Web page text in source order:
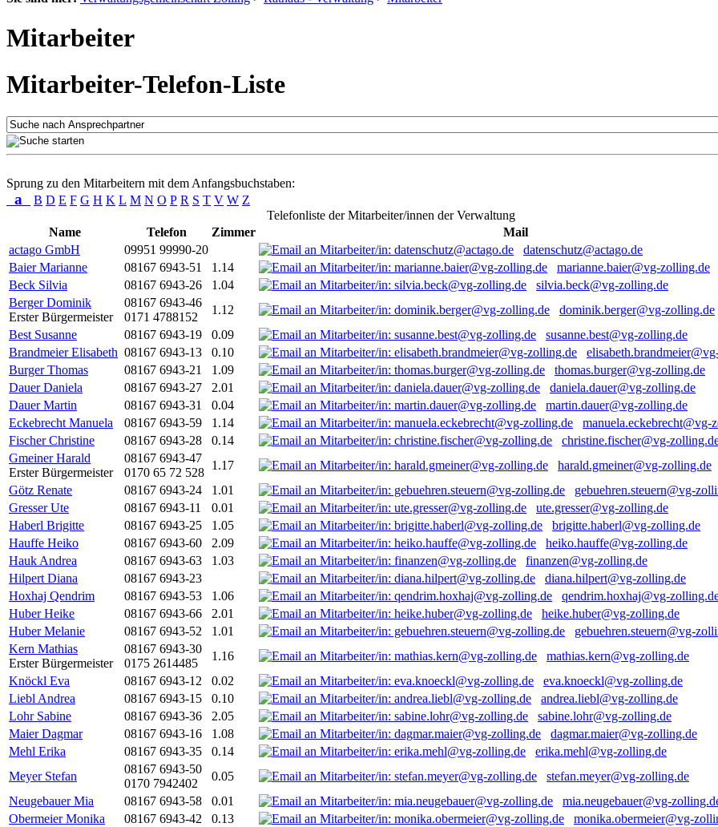
Mitarbeiter
Mitarbeiter-Telefon-Liste
Sprung zu den Mitarbeitern mit dem Anfangsbuchstaben:
a B D E F G H K L M N O P R S T V W Z
Telefonliste der Mitarbeiter/innen der Verwaltung
Name
Telefon Zimmer
Mail
actago GmbH
09951 99990-20
datenschutz@actago.de
Baier Marianne
08167 6943-51 1.14
marianne.baier@vg-zolling.de
Beck Silvia
08167 6943-26 1.04
silvia.beck@vg-zolling.de
Berger Dominik
Erster Bürgermeister
08167 6943-46
0171 4788152
1.12
dominik.berger@vg-zolling.de
Best Susanne
08167 6943-19 0.09
susanne.best@vg-zolling.de
Brandmeier Elisabeth 08167 6943-13 0.10
Burger Thomas
08167 6943-21 1.09
thomas.burger@vg-zolling.de
Dauer Daniela
08167 6943-27 2.01
daniela.dauer@vg-zolling.de
Dauer Martin
08167 6943-31 0.04
martin.dauer@vg-zolling.de
Eckebrecht Manuela
08167 6943-59 1.14
manuela.eckebrecht@vg-
Fischer Christine
08167 6943-28 0.14
christine.fischer@vg-
Gmeiner Harald
Erster Bürgermeister
08167 6943-47
0170 65 72 528
1.17
harald.gmeiner@vg-zolling.de
Götz Renate
08167 6943-24 1.01
gebuehren.steuern@vg-
Gresser Ute
08167 6943-11 0.01
ute.gresser@vg-zolling.de
Haberl Brigitte
08167 6943-25 1.05
brigitte.haberl@vg-zolling.de
Hauffe Heiko
08167 6943-60 2.09
heiko.hauffe@vg-zolling.de
Hauk Andrea
08167 6943-63 1.03
finanzen@vg-zolling.de
Hilpert Diana
08167 6943-23
diana.hilpert@vg-zolling.de
Hoxhaj Qendrim
08167 6943-53 1.06
qendrim.hoxhaj@vg-
Huber Heike
08167 6943-66 2.01
heike.huber@vg-zolling.de
Huber Melanie
08167 6943-52 1.01
gebuehren.steuern@vg-
Kern Mathias
Erster Bürgermeister
08167 6943-30
0175 2614485
1.16
mathias.kern@vg-zolling.de
Knöckl Eva
08167 6943-12 0.02
eva.knoeckl@vg-zolling.de
Liebl Andrea
08167 6943-15 0.10
andrea.liebl@vg-zolling.de
Lohr Sabine
08167 6943-36 2.05
sabine.lohr@vg-zolling.de
Maier Dagmar
08167 6943-16 1.08
dagmar.maier@vg-zolling.de
Mehl Erika
08167 6943-35 0.14
erika.mehl@vg-zolling.de
Meyer Stefan
08167 6943-50
0170 7942402
0.05
stefan.meyer@vg-zolling.de
Neugebauer Mia
08167 6943-58 0.01
mia.neugebauer@vg-
Obermeier Monika
08167 6943-42 0.13
monika.obermeier@vg-